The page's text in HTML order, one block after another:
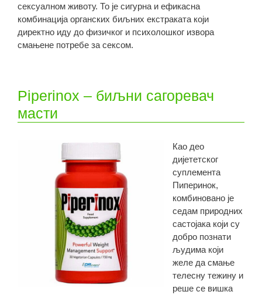
сексуалном животу. То је сигурна и ефикасна
комбинација органских биљних екстраката који
директно иду до физичког и психолошког извора
смањене потребе за сексом.
Piperinox – биљни сагоревач
масти
Као део
дијететског
суплемента
Пиперинок,
комбиновано је
седам природних
састојака који су
добро познати
људима који
желе да смање
телесну тежину и
реше се вишка